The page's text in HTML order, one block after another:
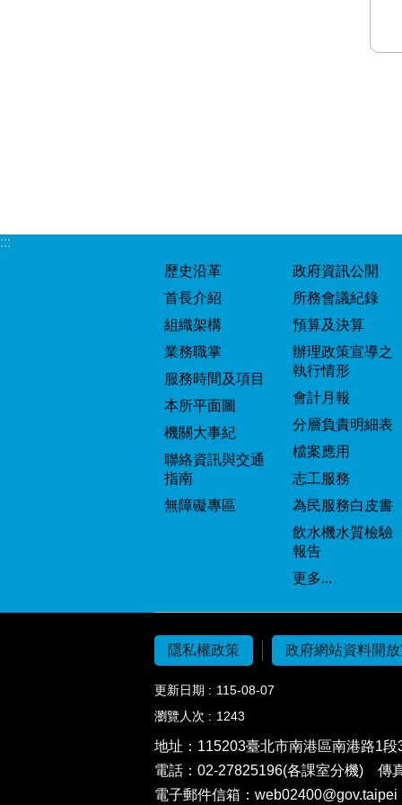
:::
歷史沿革
首長介紹
組織架構
業務職掌
服務時間及項目
本所平面圖
機關大事紀
聯絡資訊與交通
指南
無障礙專區
政府資訊公開
所務會議紀錄
預算及決算
辦理政策宣導之
執行情形
會計月報
分層負責明細表
檔案應用
志工服務
為民服務白皮書
飲水機水質檢驗
報告
更多...
隱私權政策 政府網站資料開
更新日期
115-08-07
瀏覽人次
1243
地址：115203臺北市南港區南港路1
電話：02-27825196(各課室分機) 傳
電子郵件信箱： web02400@gov.taipei